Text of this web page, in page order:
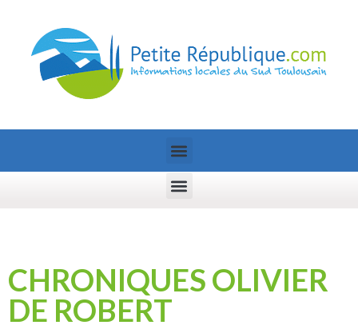
CHRONIQUES OLIVIER
DE ROBERT